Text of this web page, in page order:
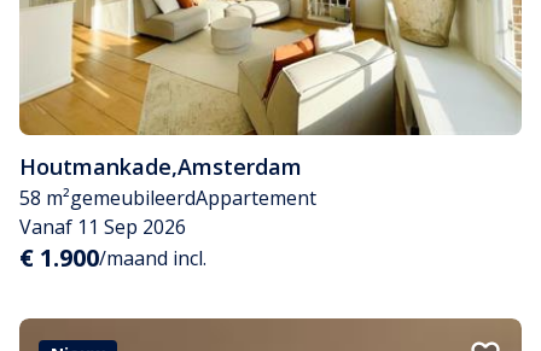
Houtmankade,Amsterdam
58 m²gemeubileerdAppartement
Vanaf 11 Sep 2026
€ 1.900/maand incl.